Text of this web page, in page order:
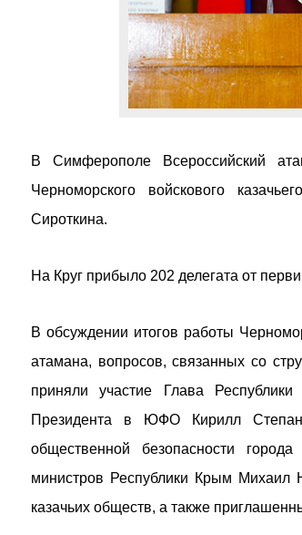
В Симферополе Всероссийский
Черноморского войскового
Сироткина.
На Круг прибыло 202 делегата от
В обсуждении итогов работы
атамана, вопросов, связанных со
приняли участие Глава
Президента в ЮФО Кирилл
общественной безопасности
министров Республики Крым Михаил
казачьих обществ, а также